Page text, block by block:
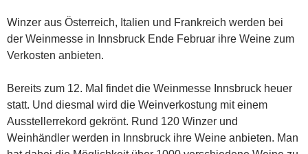
Winzer aus Österreich, Italien und Frankreich werden bei
der Weinmesse in Innsbruck Ende Februar ihre Weine zum
Verkosten anbieten.
Bereits zum 12. Mal findet die Weinmesse Innsbruck heuer
statt. Und diesmal wird die Weinverkostung mit einem
Ausstellerrekord gekrönt. Rund 120 Winzer und
Weinhändler werden in Innsbruck ihre Weine anbieten. Man